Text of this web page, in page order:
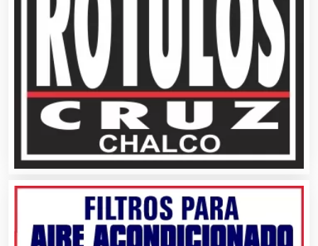
Artesanías
Artículos de Oficina
Artículos de Piel
Artículos Deportivos